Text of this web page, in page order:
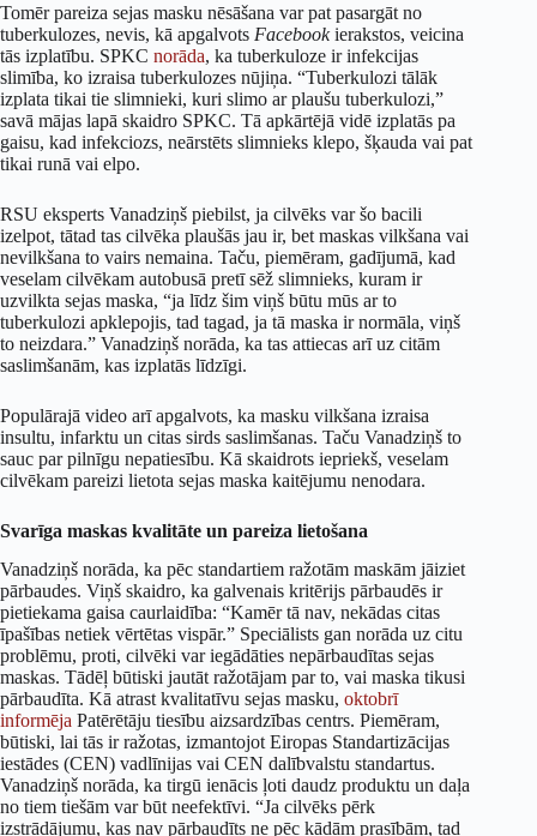
Tomēr pareiza sejas masku nēsāšana var pat pasargāt no
tuberkulozes, nevis, kā apgalvots Facebookierakstos, veicina
tās izplatību. SPKC norāda, ka tuberkuloze ir infekcijas
slimība, ko izraisa tuberkulozes nūjiņa. “Tuberkulozi tālāk
izplata tikai tie slimnieki, kuri slimo ar plaušu tuberkulozi,”
savā mājas lapā skaidro SPKC. Tā apkārtējā vidē izplatās pa
gaisu, kad infekciozs, neārstēts slimnieks klepo, šķauda vai pat
tikai runā vai elpo.
RSU eksperts Vanadziņš piebilst, ja cilvēks var šo bacili
izelpot, tātad tas cilvēka plaušās jau ir, bet maskas vilkšana vai
nevilkšana to vairs nemaina. Taču, piemēram, gadījumā, kad
veselam cilvēkam autobusā pretī sēž slimnieks, kuram ir
uzvilkta sejas maska, “ja līdz šim viņš būtu mūs ar to
tuberkulozi apklepojis, tad tagad, ja tā maska ir normāla, viņš
to neizdara.” Vanadziņš norāda, ka tas attiecas arī uz citām
saslimšanām, kas izplatās līdzīgi.
Populārajā video arī apgalvots, ka masku vilkšana izraisa
insultu, infarktu un citas sirds saslimšanas. Taču Vanadziņš to
sauc par pilnīgu nepatiesību. Kā skaidrots iepriekš, veselam
cilvēkam pareizi lietota sejas maska kaitējumu nenodara.
Svarīga maskas kvalitāte un pareiza lietošana
Vanadziņš norāda, ka pēc standartiem ražotām maskām jāiziet
pārbaudes. Viņš skaidro, ka galvenais kritērijs pārbaudēs ir
pietiekama gaisa caurlaidība: “Kamēr tā nav, nekādas citas
īpašības netiek vērtētas vispār.” Speciālists gan norāda uz citu
problēmu, proti, cilvēki var iegādāties nepārbaudītas sejas
maskas. Tādēļ būtiski jautāt ražotājam par to, vai maska tikusi
pārbaudīta. Kā atrast kvalitatīvu sejas masku, oktobrī
informēja Patērētāju tiesību aizsardzības centrs. Piemēram,
būtiski, lai tās ir ražotas, izmantojot Eiropas Standartizācijas
iestādes (CEN) vadlīnijas vai CEN dalībvalstu standartus.
Vanadziņš norāda, ka tirgū ienācis ļoti daudz produktu un daļa
no tiem tiešām var būt neefektīvi. “Ja cilvēks pērk
izstrādājumu, kas nav pārbaudīts ne pēc kādām prasībām, tad